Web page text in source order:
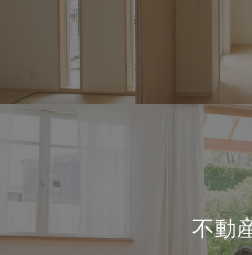
不動